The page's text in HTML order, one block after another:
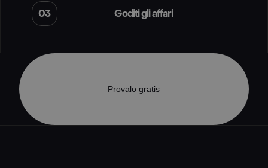
03 Goditi gli affari
Provalo gratis